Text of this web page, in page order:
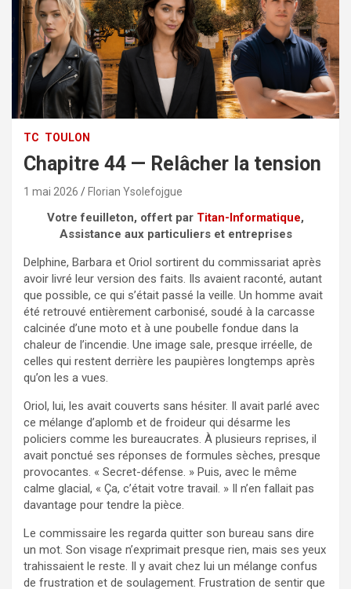
TC TOULON
Chapitre 44 — Relâcher la tension
1 mai 2026 Florian Ysolefojgue
Votre feuilleton, offert par Titan-Informatique,
Assistance aux particuliers et entreprises
Delphine, Barbara et Oriol sortirent du commissariat après
avoir livré leur version des faits. Ils avaient raconté, autant
que possible, ce qui s’était passé la veille. Un homme avait
été retrouvé entièrement carbonisé, soudé à la carcasse
calcinée d’une moto et à une poubelle fondue dans la
chaleur de l’incendie. Une image sale, presque irréelle, de
celles qui restent derrière les paupières longtemps après
qu’on les a vues.
Oriol, lui, les avait couverts sans hésiter. Il avait parlé avec
ce mélange d’aplomb et de froideur qui désarme les
policiers comme les bureaucrates. À plusieurs reprises, il
avait ponctué ses réponses de formules sèches, presque
provocantes. « Secret-défense. » Puis, avec le même
calme glacial, « Ça, c’était votre travail. » Il n’en fallait pas
davantage pour tendre la pièce.
Le commissaire les regarda quitter son bureau sans dire
un mot. Son visage n’exprimait presque rien, mais ses yeux
trahissaient le reste. Il y avait chez lui un mélange confus
de frustration et de soulagement. Frustration de sentir que